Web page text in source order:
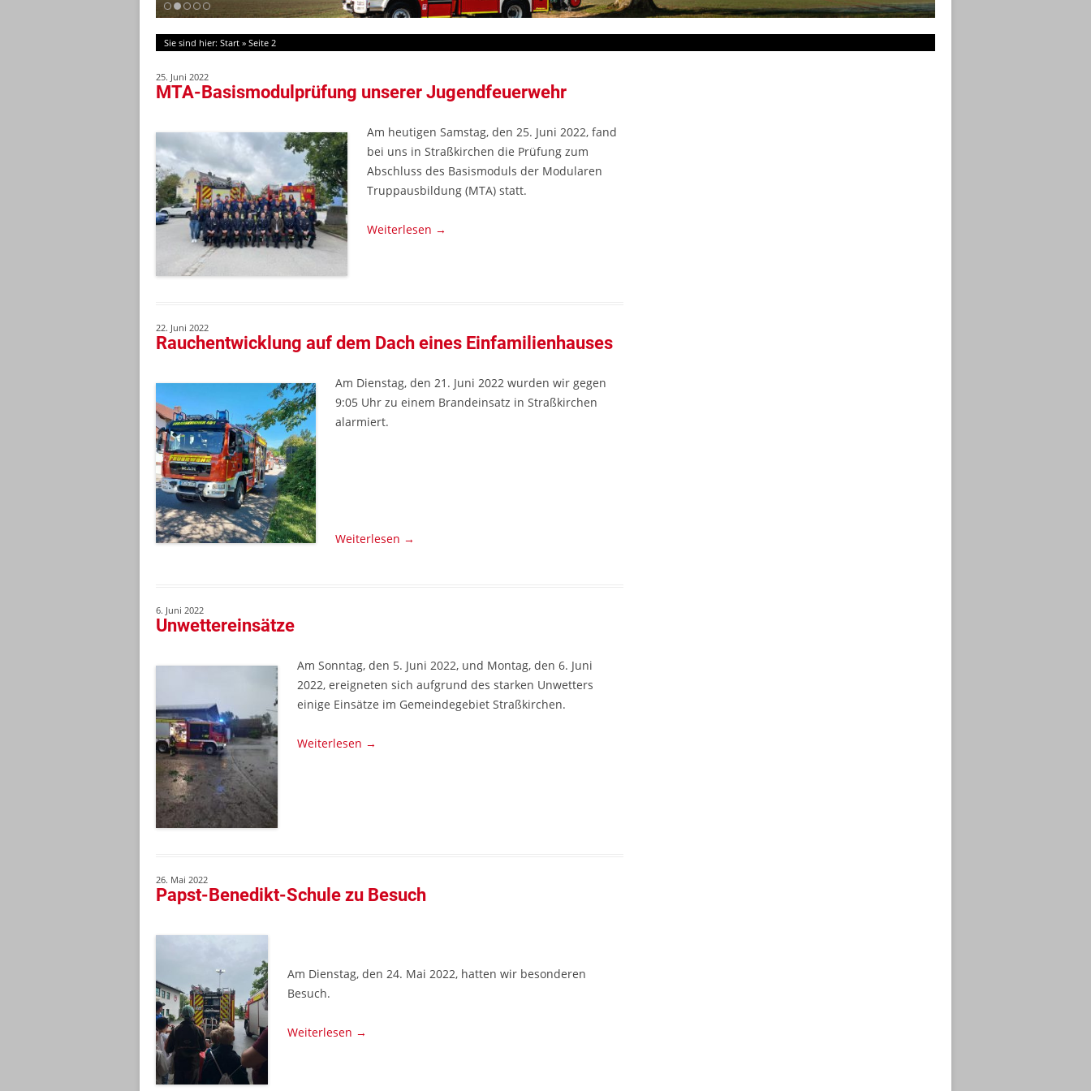
Sie sind hier: Start » Seite 2
25. Juni 2022
MTA-Basismodulprüfung unserer Jugendfeuerwehr
Am heutigen Samstag, den 25. Juni 2022, fand
bei uns in Straßkirchen die Prüfung zum
Abschluss des Basismoduls der Modularen
Truppausbildung (MTA) statt.
Weiterlesen →
22. Juni 2022
Rauchentwicklung auf dem Dach eines Einfamilienhauses
Am Dienstag, den 21. Juni 2022 wurden wir gegen
9:05 Uhr zu einem Brandeinsatz in Straßkirchen
alarmiert.
Weiterlesen →
6. Juni 2022
Unwettereinsätze
Am Sonntag, den 5. Juni 2022, und Montag, den 6. Juni
2022, ereigneten sich aufgrund des starken Unwetters
einige Einsätze im Gemeindegebiet Straßkirchen.
Weiterlesen →
26. Mai 2022
Papst-Benedikt-Schule zu Besuch
Am Dienstag, den 24. Mai 2022, hatten wir besonderen
Besuch.
Weiterlesen →